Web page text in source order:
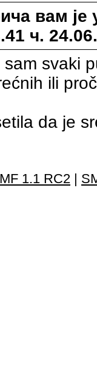
вам
ч.
sam svaki
ili
da je
1.1 RC2 |